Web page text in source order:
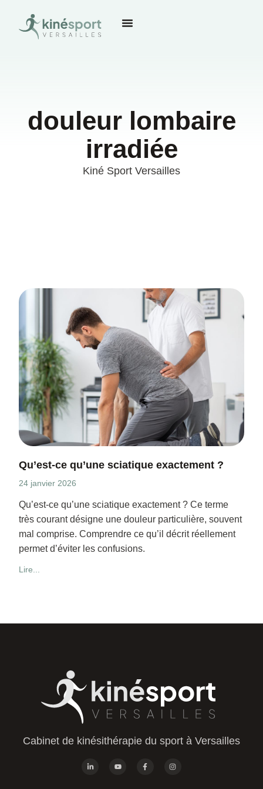
douleur lombaire
irradiée
Kiné Sport Versailles
Qu’est-ce qu’une sciatique exactement ?
24 janvier 2026
Qu’est-ce qu’une sciatique exactement ? Ce terme
très courant désigne une douleur particulière, souvent
mal comprise. Comprendre ce qu’il décrit réellement
permet d’éviter les confusions.
Lire...
Cabinet de kinésithérapie du sport à Versailles